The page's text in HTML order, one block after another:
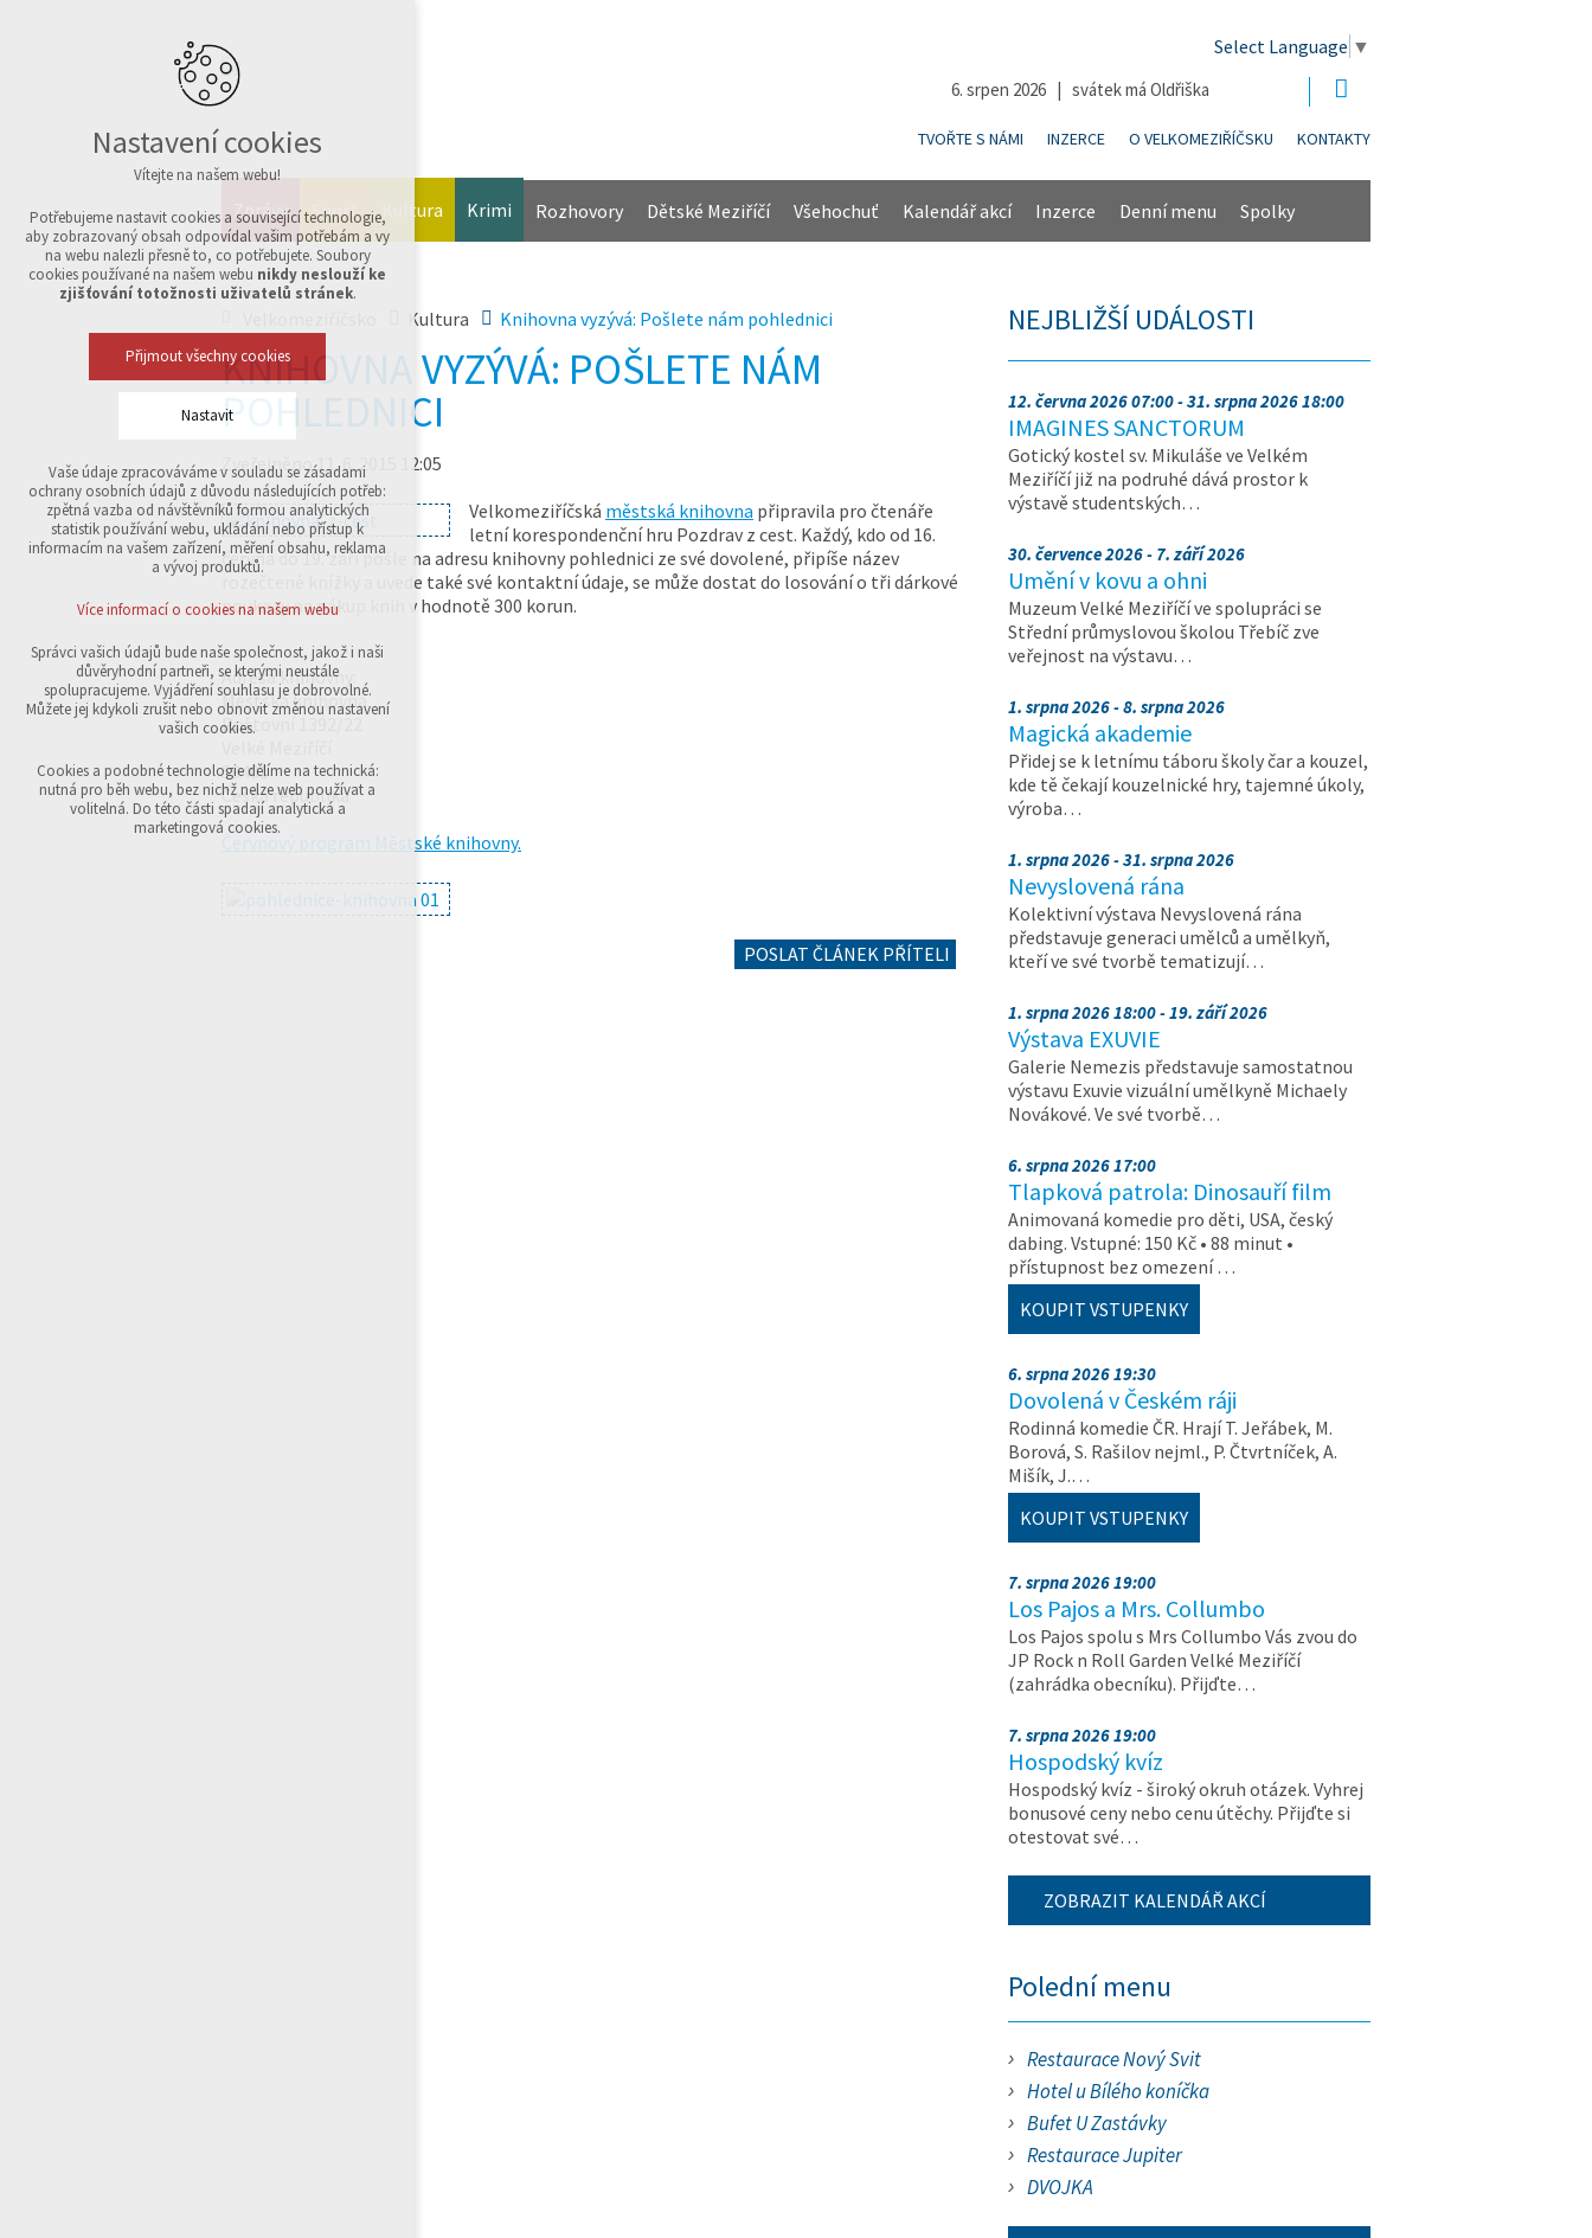
Select Language ▼
6. srpen 2026 | svátek má Oldřiška
TVOŘTE S NÁMI INZERCE O VELKOMEZIŘÍČSKU KONTAKTY
Zprávy Sport Kultura Krimi Rozhovory Dětské Meziříčí Všehochuť Kalendář akcí Inzerce Denní menu Spolky
Kultura Knihovna vyzývá: Pošlete nám pohlednici
KNIHOVNA VYZÝVÁ: POŠLETE NÁM
POHLEDNICI
Zveřejněno 11. 6. 2015 12:05
Velkomeziříčská městská knihovna připravila pro čtenáře
letní korespondenční hru Pozdrav z cest. Každý, kdo od 16.
června do 19. září pošle na adresu knihovny pohlednici ze své dovolené, připíše název
rozečtené knížky a uvede také své kontaktní údaje, se může dostat do losování o tři dárkové
poukazy na nákup knih v hodnotě 300 korun.
Adresa knihovny:
Městská knihovna
Poštovní 1392/22
59401
Česká republika
Červnový program Městské knihovny.
POSLAT ČLÁNEK PŘÍTELI
NEJBLIŽŠÍ UDÁLOSTI
12. června 2026 07:00 - 31. srpna 2026 18:00
IMAGINES SANCTORUM
Gotický kostel sv. Mikuláše ve Velkém
Meziříčí již na podruhé dává prostor k
výstavě studentských…
30. července 2026 - 7. září 2026
Umění v kovu a ohni
Muzeum Velké Meziříčí ve spolupráci se
Střední průmyslovou školou Třebíč zve
veřejnost na výstavu…
1. srpna 2026 - 8. srpna 2026
Magická akademie
Přidej se k letnímu táboru školy čar a kouzel,
kde tě čekají kouzelnické hry, tajemné úkoly,
výroba…
1. srpna 2026 - 31. srpna 2026
Nevyslovená rána
Kolektivní výstava Nevyslovená rána
představuje generaci umělců a umělkyň,
kteří ve své tvorbě tematizují…
1. srpna 2026 18:00 - 19. září 2026
Výstava EXUVIE
Galerie Nemezis představuje samostatnou
výstavu Exuvie vizuální umělkyně Michaely
Novákové. Ve své tvorbě…
6. srpna 2026 17:00
Tlapková patrola: Dinosauří film
Animovaná komedie pro děti, USA, český
dabing. Vstupné: 150 Kč • 88 minut •
přístupnost bez omezení …
KOUPIT VSTUPENKY
6. srpna 2026 19:30
Dovolená v Českém ráji
Rodinná komedie ČR. Hrají T. Jeřábek, M.
Borová, S. Rašilov nejml., P. Čtvrtníček, A.
Mišík, J.…
KOUPIT VSTUPENKY
7. srpna 2026 19:00
Los Pajos a Mrs. Collumbo
Los Pajos spolu s Mrs Collumbo Vás zvou do
JP Rock n Roll Garden Velké Meziříčí
(zahrádka obecníku). Přijďte…
7. srpna 2026 19:00
Hospodský kvíz
Hospodský kvíz - široký okruh otázek. Vyhrej
bonusové ceny nebo cenu útěchy. Přijďte si
otestovat své…
ZOBRAZIT KALENDÁŘ AKCÍ
Polední menu
Restaurace Nový Svit
Hotel u Bílého koníčka
Bufet U Zastávky
Restaurace Jupiter
DVOJKA
Nastavení cookies
Vítejte na našem webu!
Potřebujeme nastavit cookies a související technologie,
aby zobrazovaný obsah odpovídal vašim potřebám a vy
na webu nalezli přesně to, co potřebujete. Soubory
cookies používané na našem webu nikdy neslouží ke
zjišťování totožnosti uživatelů stránek.
Přijmout všechny cookies
Nastavit
Technická cookies
nutná pro provozování webu
udržení kontextu stránek (session): případná
přihlášení, volby jazyka, apod.
analytická pro anonymizované vyhodnocení
návštěvnosti
marketingová cookies (Google,Sklik)
Více informací o cookies na našem webu
Přijmout všechny cookies
Odmítnout vše
Vaše údaje zpracováváme v souladu se zásadami
ochrany osobních údajů z důvodu následujících potřeb:
zpětná vazba od návštěvníků formou analytických
statistik používání webu, ukládání nebo přístup k
informacím na vašem zařízení, měření obsahu, reklama
a vývoj produktů.
Více informací o cookies na našem webu
Správci vašich údajů bude naše společnost, jakož i naši
důvěryhodní partneři, se kterými neustále
spolupracujeme. Vyjádření souhlasu je dobrovolné.
Můžete jej kdykoli zrušit nebo obnovit změnou nastavení
vašich cookies.
Cookies a podobné technologie dělíme na technická:
nutná pro běh webu, bez nichž nelze web používat a
volitelná. Do této části spadají analytická a
marketingová cookies.